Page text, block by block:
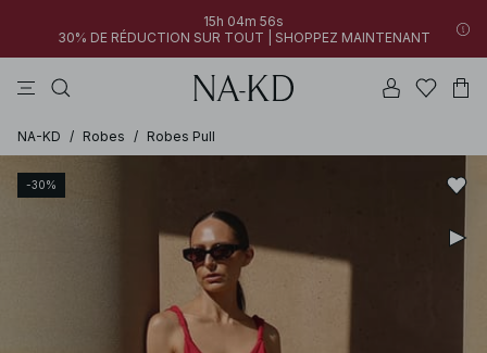
15h 04m 56s
30% DE RÉDUCTION SUR TOUT | SHOPPEZ MAINTENANT
NA-KD / Robes / Robes Pull
-30%